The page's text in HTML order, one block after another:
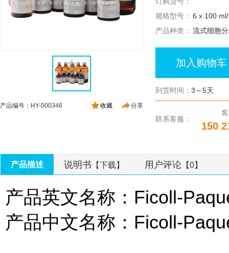
分享
收藏
产品编号：HY-000346
规格型号： 6 x 100
产品种类： 流式细胞
加入购物车
到货时间： 3～5天
联系客服：
150
产品描述 说明书 【下载】 用户评论 【0】
产品英文名称：Ficoll-
产品中文名称：Ficoll-